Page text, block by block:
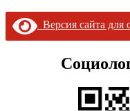
Версия сайта для